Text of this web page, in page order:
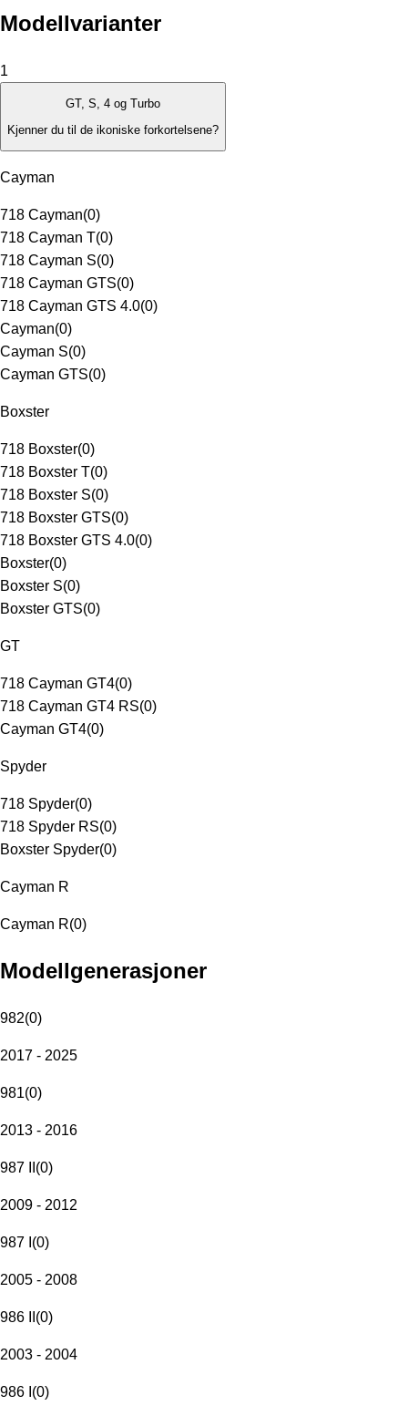
Modellvarianter
1
GT, S, 4 og Turbo
Kjenner du til de ikoniske forkortelsene?
Cayman
718 Cayman(0)
718 Cayman T(0)
718 Cayman S(0)
718 Cayman GTS(0)
718 Cayman GTS 4.0(0)
Cayman(0)
Cayman S(0)
Cayman GTS(0)
Boxster
718 Boxster(0)
718 Boxster T(0)
718 Boxster S(0)
718 Boxster GTS(0)
718 Boxster GTS 4.0(0)
Boxster(0)
Boxster S(0)
Boxster GTS(0)
GT
718 Cayman GT4(0)
718 Cayman GT4 RS(0)
Cayman GT4(0)
Spyder
718 Spyder(0)
718 Spyder RS(0)
Boxster Spyder(0)
Cayman R
Cayman R(0)
Modellgenerasjoner
982(0)
2017 - 2025
981(0)
2013 - 2016
987 II (0)
2009 - 2012
987 I (0)
2005 - 2008
986 II (0)
2003 - 2004
986 I (0)